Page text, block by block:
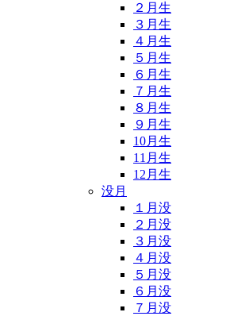
２月生
３月生
４月生
５月生
６月生
７月生
８月生
９月生
10月生
11月生
12月生
没月
１月没
２月没
３月没
４月没
５月没
６月没
７月没